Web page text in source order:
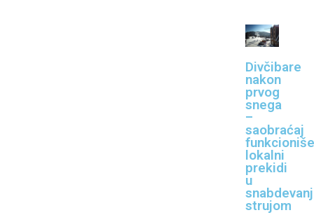
Divčibare
nakon
prvog
snega
–
saobraćaj
lokalni
prekidi
u
strujom